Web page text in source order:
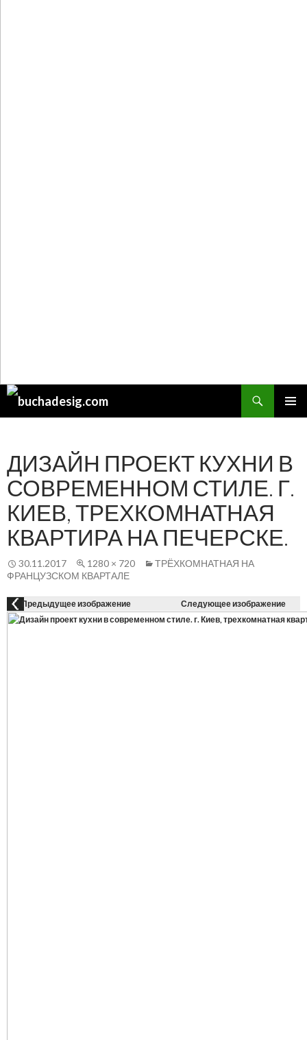
Поиск
ДИЗАЙН ПРОЕКТ КУХНИ В
СОВРЕМЕННОМ СТИЛЕ. Г.
КИЕВ, ТРЕХКОМНАТНАЯ
КВАРТИРА НА ПЕЧЕРСКЕ.
30.11.2017 1280 × 720
ТРЁХКОМНАТНАЯ НА
ФРАНЦУЗСКОМ КВАРТАЛЕ
Предыдущее изображение Следующее изображение